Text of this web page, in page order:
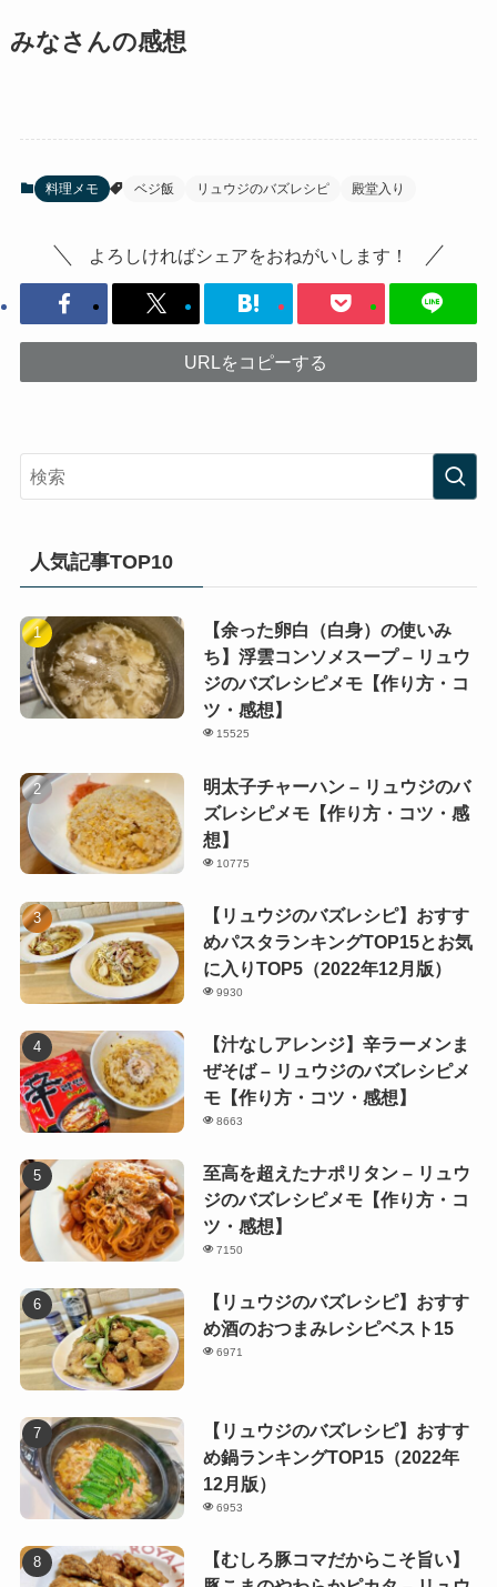
みなさんの感想
料理メモ ベジ飯 リュウジのバズレシピ 殿堂入り
よろしければシェアをおねがいします！
URLをコピーする
人気記事TOP10
【余った卵白（白身）の使いみ
ち】浮雲コンソメスープ – リュウ
ジのバズレシピメモ【作り方・コ
ツ・感想】
15525
明太子チャーハン – リュウジのバ
ズレシピメモ【作り方・コツ・感
想】
10775
【リュウジのバズレシピ】おすす
めパスタランキングTOP15とお気
に入りTOP5（2022年12月版）
9930
【汁なしアレンジ】辛ラーメンま
ぜそば – リュウジのバズレシピメ
モ【作り方・コツ・感想】
8663
至高を超えたナポリタン – リュウ
ジのバズレシピメモ【作り方・コ
ツ・感想】
7150
【リュウジのバズレシピ】おすす
め酒のおつまみレシピベスト15
6971
【リュウジのバズレシピ】おすす
め鍋ランキングTOP15（2022年
12月版）
6953
【むしろ豚コマだからこそ旨い】